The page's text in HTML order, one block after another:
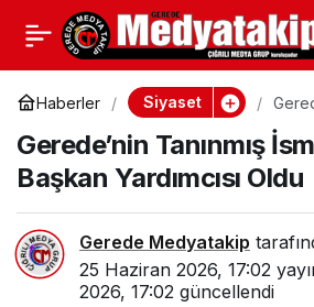
Haberler Siyaset
Oldu
Gerede’nin Tanınmış
Başkan Yardımcısı Oldu
Gerede Medyatakip
25 Haziran 2026, 17:02
2026, 17:02 güncellendi
Yeniçağa’da 2 Milyon
Lira Ceza Yedi: “Kendimi
Atacağım” Diyerek
Çatıya Çıktı